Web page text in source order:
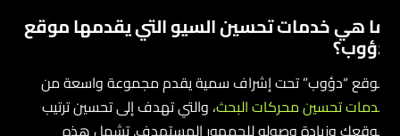
هي خدمات تحسين السيو التي يقدمها موقع
“دؤوب” تحت إشراف سمية يقدم مجموعة واسعة من
تحسين محركات البحث، والتي تهدف إلى تحسين ترتيب
وزيادة وصوله للجمهور المستهدف. تشمل هذه